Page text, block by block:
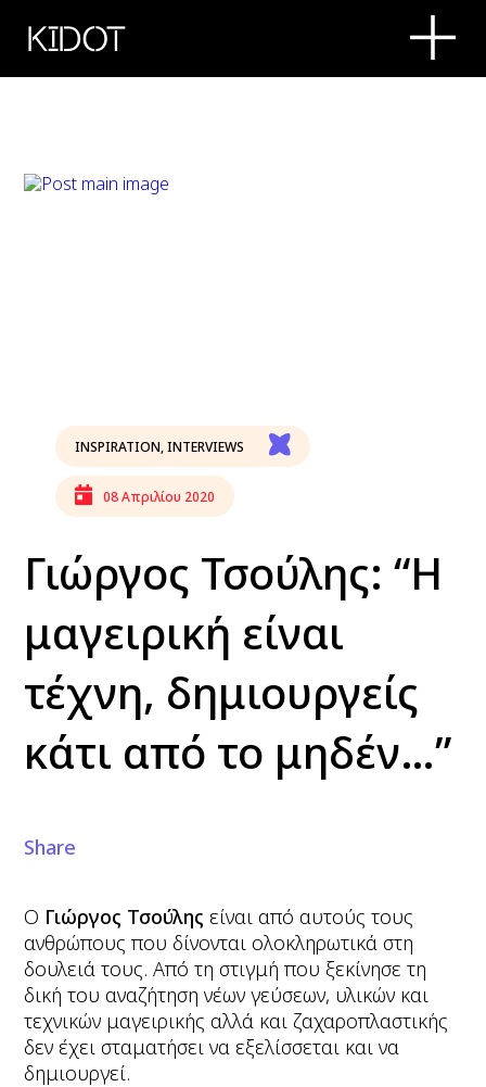
KIDOT
INSPIRATION,INTERVIEWS
08 Απριλίου 2020
Γιώργος Τσούλης: “Η
μαγειρική είναι
τέχνη, δημιουργείς
κάτι από το μηδέν…”
Share
Ο Γιώργος Τσούλης είναι από αυτούς τους
ανθρώπους που δίνονται ολοκληρωτικά στη
δουλειά τους. Από τη στιγμή που ξεκίνησε τη
δική του αναζήτηση νέων γεύσεων, υλικών και
τεχνικών μαγειρικής αλλά και ζαχαροπλαστικής
δεν έχει σταματήσει να εξελίσσεται και να
δημιουργεί.